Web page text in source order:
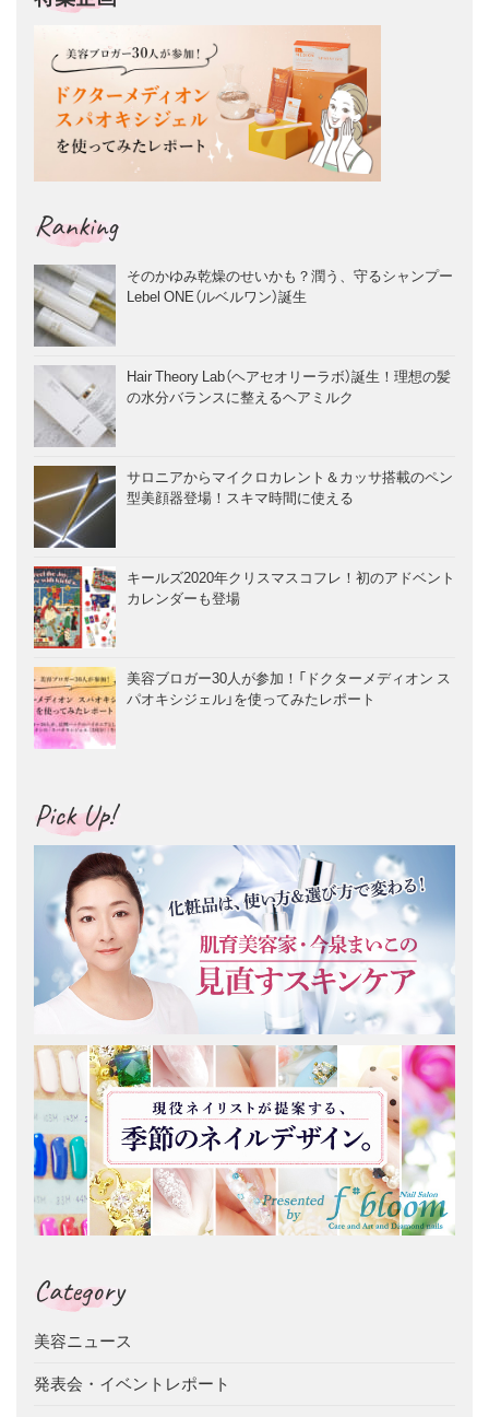
Ranking
そのかゆみ乾燥のせいかも？潤う、守るシャンプー
Lebel ONE（ルベルワン）誕生
Hair Theory Lab（ヘアセオリーラボ）誕生！理想の髪
の水分バランスに整えるヘアミルク
サロニアからマイクロカレント＆カッサ搭載のペン
型美顔器登場！スキマ時間に使える
キールズ2020年クリスマスコフレ！初のアドベント
カレンダーも登場
美容ブロガー30人が参加！「ドクターメディオン ス
パオキシジェル」を使ってみたレポート
Pick Up!
Category
美容ニュース
発表会・イベントレポート